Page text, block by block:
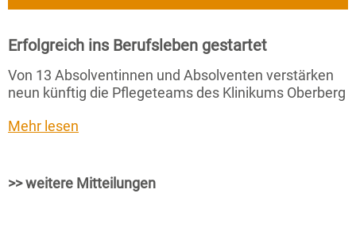
Erfolgreich ins Berufsleben gestartet
Von 13 Absolventinnen und Absolventen verstärken
neun künftig die Pflegeteams des Klinikums Oberberg
Mehr lesen
>> weitere Mitteilungen